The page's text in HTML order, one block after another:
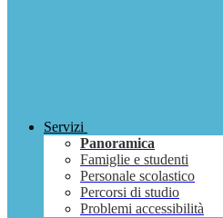
Servizi
Panoramica
Famiglie e studenti
Personale scolastico
Percorsi di studio
Problemi accessibilità